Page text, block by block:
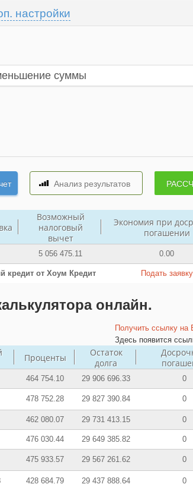
настройки
Возможный
налоговый
вычет
Экономия при
погашении
5 056 475.11 0.00
кредит от Хоум Кредит Подать заявку
онлайн.
Получить ссылку на
Здесь появится
Проценты
Остаток
долга
464 754.10 29 906 696.33 0
478 752.28 29 827 390.84 0
462 080.07 29 731 413.15 0
476 030.44 29 649 385.82 0
475 933.57 29 567 261.62 0
428 684.79 29 437 888.64 0